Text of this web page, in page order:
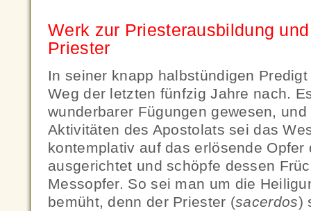
Werk zur Priesterausbildung
Priester
In seiner knapp halbstündigen
Weg der letzten fünfzig Jahre nach.
wunderbarer Fügungen gewesen,
Aktivitäten des Apostolats sei das
kontemplativ auf das erlösende Opfer
ausgerichtet und schöpfe dessen
Messopfer. So sei man um die
bemüht, denn der Priester (sacerdos)